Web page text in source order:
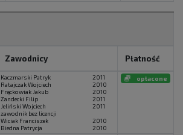
Zawodnicy Płatność
Kaczmarski Patryk
2011
Ratajczak Wojciech
2010
Frąckowiak Jakub
2010
Zandecki Filip
2011
Jeliński Wojciech
2011
zawodnik bez licencji
Wiciak Franciszek
2010
Biedna Patrycja
2010
opłacone